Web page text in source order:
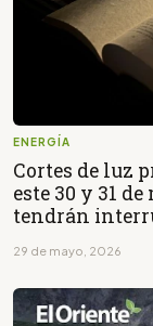
ENERGÍA
Cortes de luz
este 30 y 31
tendrán
29 de mayo, 2026